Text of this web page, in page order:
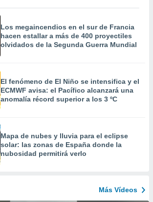
Los megaincendios en el sur de Francia
hacen estallar a más de 400 proyectiles
olvidados de la Segunda Guerra Mundial
El fenómeno de El Niño se intensifica y el
ECMWF avisa: el Pacífico alcanzará una
anomalía récord superior a los 3 ºC
Mapa de nubes y lluvia para el eclipse
solar: las zonas de España donde la
nubosidad permitirá verlo
Más Vídeos